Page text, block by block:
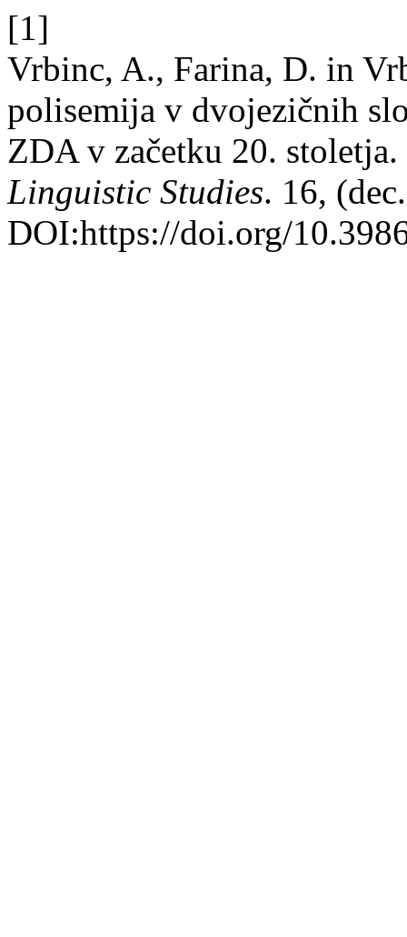
[1]
Vrbinc, A., Farina, D. in
polisemija v dvojezičnih
ZDA v začetku 20. stoletja.
Linguistic Studies. 16,
DOI:https://doi.org/